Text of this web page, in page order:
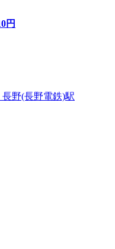
円
野(長野電鉄)駅